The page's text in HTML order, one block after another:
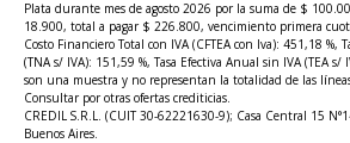
Plata durante mes de agosto 2026 por la suma de $
18.900, total a pagar $ 226.800, vencimiento primera
Costo Financiero Total con IVA (CFTEA con Iva): 451,18 %,
(TNA s/ IVA): 151,59 %, Tasa Efectiva Anual sin IVA (TEA s/
son una muestra y no representan la totalidad de las
Consultar por otras ofertas crediticias.
CREDIL S.R.L. (CUIT 30-62221630-9); Casa Central 15
Buenos Aires.